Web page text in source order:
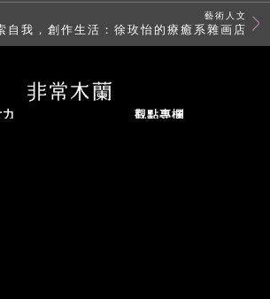
藝術人文
自我，創作生活：徐玫怡的療癒系雜画店
觀點專欄